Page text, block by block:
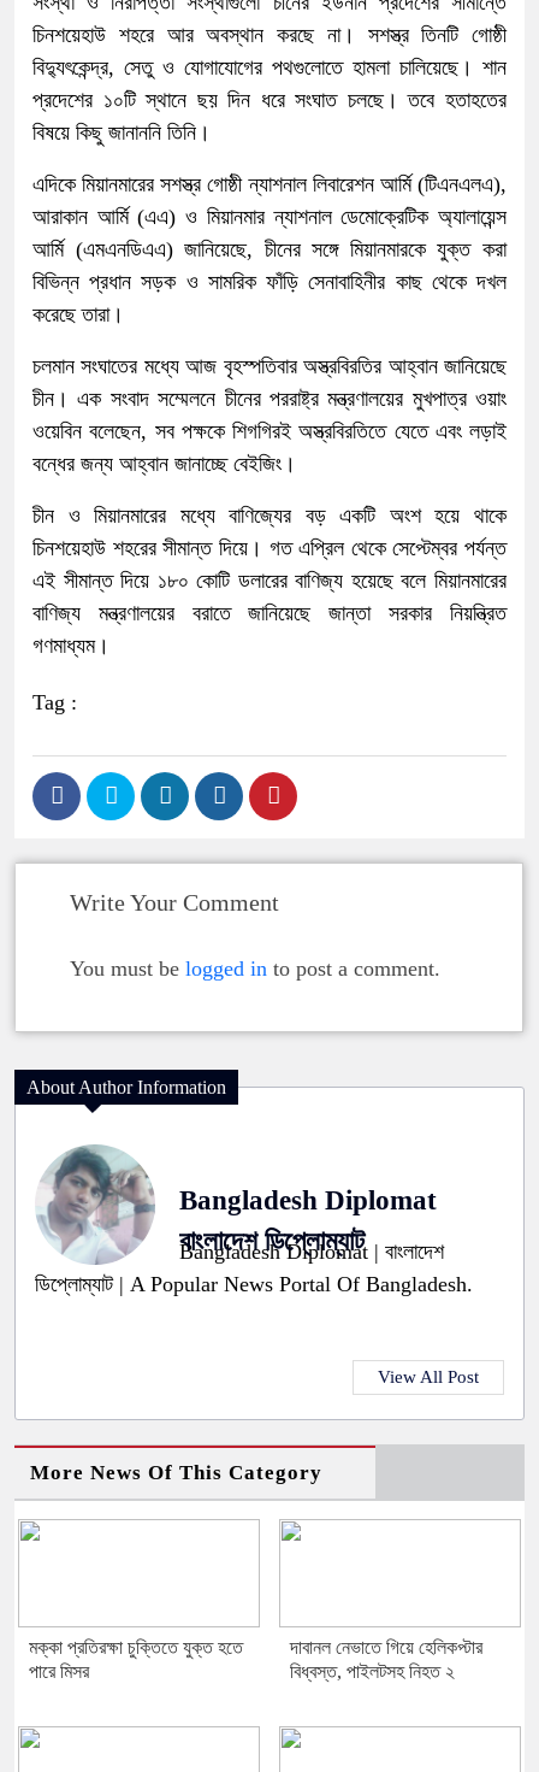
চিনশয়েহাউ শহরে আর অবস্থান করছে না। সশস্ত্র তিনটি গোষ্ঠী
বিদ্যুৎকেন্দ্র, সেতু ও যোগাযোগের পথগুলোতে হামলা চালিয়েছে। শান
প্রদেশের ১০টি স্থানে ছয় দিন ধরে সংঘাত চলছে। তবে হতাহতের
বিষয়ে কিছু জানাননি তিনি।
এদিকে মিয়ানমারের সশস্ত্র গোষ্ঠী ন্যাশনাল লিবারেশন আর্মি (টিএনএলএ),
আরাকান আর্মি (এএ) ও মিয়ানমার ন্যাশনাল ডেমোক্রেটিক অ্যালায়েন্স
আর্মি (এমএনডিএএ) জানিয়েছে, চীনের সঙ্গে মিয়ানমারকে যুক্ত করা
বিভিন্ন প্রধান সড়ক ও সামরিক ফাঁড়ি সেনাবাহিনীর কাছ থেকে দখল
করেছে তারা।
চলমান সংঘাতের মধ্যে আজ বৃহস্পতিবার অস্ত্রবিরতির আহ্বান জানিয়েছে
চীন। এক সংবাদ সম্মেলনে চীনের পররাষ্ট্র মন্ত্রণালয়ের মুখপাত্র ওয়াং
ওয়েবিন বলেছেন, সব পক্ষকে শিগগিরই অস্ত্রবিরতিতে যেতে এবং লড়াই
বন্ধের জন্য আহ্বান জানাচ্ছে বেইজিং।
চীন ও মিয়ানমারের মধ্যে বাণিজ্যের বড় একটি অংশ হয়ে থাকে
চিনশয়েহাউ শহরের সীমান্ত দিয়ে। গত এপ্রিল থেকে সেপ্টেম্বর পর্যন্ত
এই সীমান্ত দিয়ে ১৮০ কোটি ডলারের বাণিজ্য হয়েছে বলে মিয়ানমারের
বাণিজ্য মন্ত্রণালয়ের বরাতে জানিয়েছে জান্তা সরকার নিয়ন্ত্রিত
গণমাধ্যম।
Tag :
Write Your Comment
You must be logged in to post a comment.
About Author Information
Bangladesh Diplomat
বাংলাদেশ ডিপ্লোম্যাট
Bangladesh Diplomat | বাংলাদেশ
ডিপ্লোম্যাট | A Popular News Portal Of Bangladesh.
View All Post
More News Of This Category
মক্কা প্রতিরক্ষা চুক্তিতে যুক্ত হতে
পারে মিসর
দাবানল নেভাতে গিয়ে হেলিকপ্টার
বিধ্বস্ত, পাইলটসহ নিহত ২